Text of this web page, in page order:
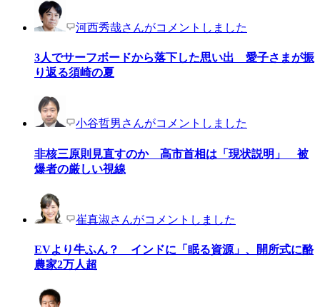
河西秀哉さんがコメントしました
3人でサーフボードから落下した思い出 愛子さまが振
り返る須崎の夏
小谷哲男さんがコメントしました
非核三原則見直すのか 高市首相は「現状説明」 被
爆者の厳しい視線
崔真淑さんがコメントしました
EVより牛ふん？ インドに「眠る資源」、開所式に酪
農家2万人超